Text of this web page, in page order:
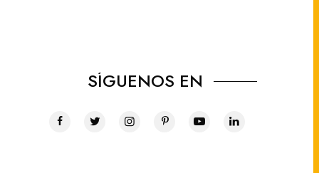
SÍGUENOS EN